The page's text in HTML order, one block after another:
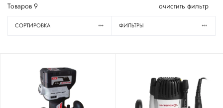
Товаров 9 очистить фильтр
СОРТИРОВКА ФИЛЬТРЫ